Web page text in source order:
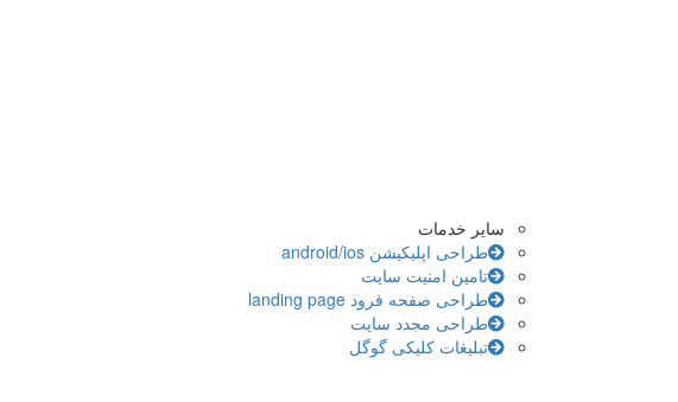
سایر خدمات
طراحی اپلیکیشن android/ios
تامین امنیت سایت
طراحی صفحه فرود landing page
طراحی مجدد سایت
تبلیغات کلیکی گوگل